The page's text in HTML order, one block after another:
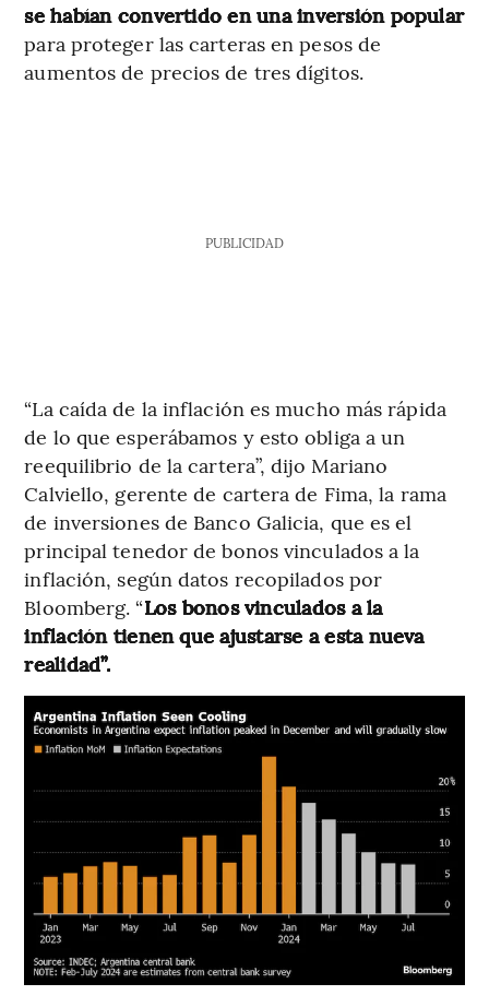
se habían convertido en una inversión popular
para proteger las carteras en pesos de
aumentos de precios de tres dígitos.
PUBLICIDAD
“La caída de la inflación es mucho más rápida
de lo que esperábamos y esto obliga a un
reequilibrio de la cartera”, dijo Mariano
Calviello, gerente de cartera de Fima, la rama
de inversiones de Banco Galicia, que es el
principal tenedor de bonos vinculados a la
inflación, según datos recopilados por
Bloomberg. “Los bonos vinculados a la
inflación tienen que ajustarse a esta nueva
realidad”.